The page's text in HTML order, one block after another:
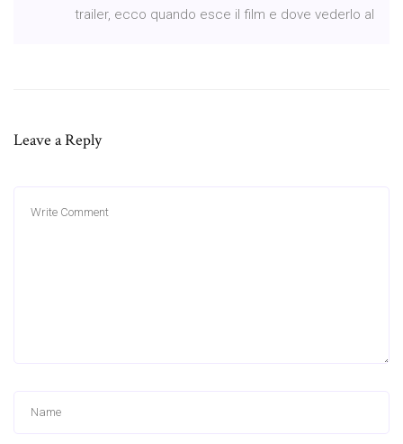
trailer, ecco quando esce il film e dove vederlo al
Leave a Reply